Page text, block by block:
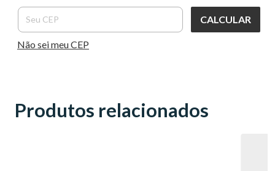
CALCULAR
Não sei meu CEP
Produtos relacionados